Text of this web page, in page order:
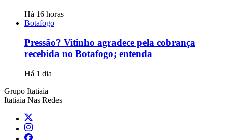
Há 16 horas
Botafogo
Pressão? Vitinho agradece pela cobrança
recebida no Botafogo; entenda
Há 1 dia
Grupo Itatiaia
Itatiaia Nas Redes